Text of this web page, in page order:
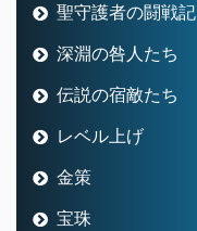
聖守護者の闘戦記
深淵の咎人たち
伝説の宿敵たち
レベル上げ
金策
宝珠